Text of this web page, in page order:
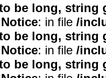
be long, string
: in file /
be long, string
: in file /
be long, string